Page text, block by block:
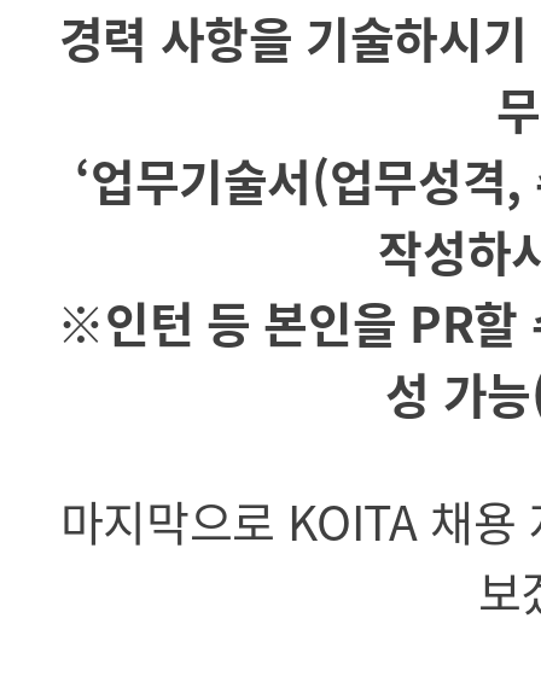
경력 사항을 기술하시
‘업무기술서(업무성격
작성하
※인턴 등 본인을 PR할
성 가
마지막으로 KOITA 채
보